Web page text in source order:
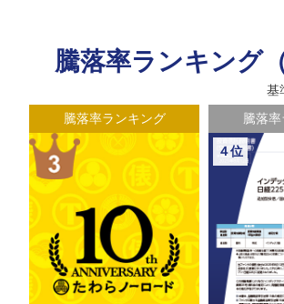
騰落率ランキング（
基
騰落率ランキング
騰落
４位